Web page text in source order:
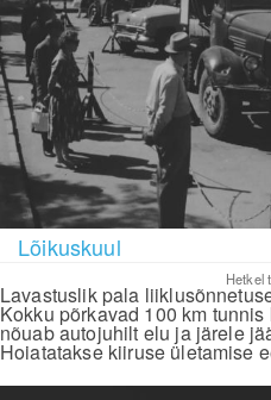
Lõikuskuul
Hetkel
Lavastuslik pala
Kokku põrkavad 100 km
nõuab autojuhilt elu ja järele
Hoiatatakse kiiruse ületamise